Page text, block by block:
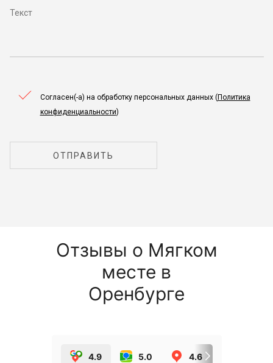
Согласен(-а) на обработку персональных данных (Политика
конфиденциальности)
ОТПРАВИТЬ
Отзывы о Мягком
месте в
Оренбурге
4.9 5.0 4.6